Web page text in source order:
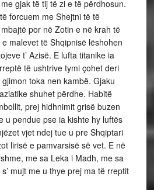
gjak të tij të zi e të përdhosun.
forcuem me Shejtni të të
por në Zotin e në krah të
malevet të Shqipnisë lëshohen
t’ Azisë. E lufta titanike ia
të ushtrive tymi çohet deri
toka nen kambë. Gjaku
shuhet përdhe. Habitë
prej hidhnimit grisë buzen
u pendue pse ia kishte hy luftës
vjet ndej tue u pre Shqiptari
lirisë e pamvarsisë së vet. E në
me sa Leka i Madh, me sa
mujt me u thye prej ma të rreptit